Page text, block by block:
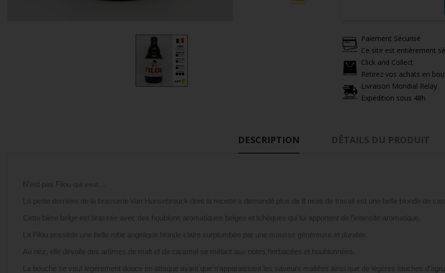
Paiement Sécurisé
Ce site est entièrement
Click and Collect
Retirez vos achats en
Livraison Mondial Relay
Expédition sous 48h
DESCRIPTION DÉTAILS DU PRODUIT
N’est pas Filou qui veut…
La petite dernière de la brasserie Van Honsebrouck dont la recette a demandé plus de 8 mois de travail est une belle blonde de
Cette bière belge est brassée avec des houblons aromatiques belges et tchèques qui lui apportent de l'intensité aromatique.
La Filou possède une belle robe angélique blonde claire surplombée par une mousse généreuse et durable.
Au nez, elle dévoile des arômes de malt et de caramel se mêlant aux notes herbacées et houblonnées.
La bouche se veut légèrement douce en attaque avant que n’apparaissent les saveurs maltées ainsi que de légères touches